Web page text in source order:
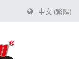
中文 (繁體)